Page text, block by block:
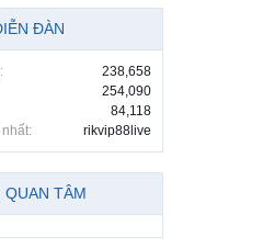
ĐÀN
238,658
254,090
84,118
rikvip88live
QUAN TÂM